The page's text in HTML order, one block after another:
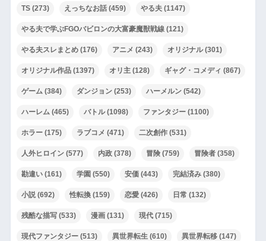
TS(273) えっちなお話(459) やる夫(1147)
やる夫で学ぶFGOバビロンの大富豪魔獣戦線(121)
やる夫スレまとめ(176) アニメ (243) オリジナル(301)
オリジナル作品(1397) オリ主(128) ギャグ・コメディ (867)
ゲーム(384) ダンジョン(253) ハーメルン(542)
ハーレム(465) バトル(1098) ファンタジー(1100)
ホラー(175) ラブコメ (471) 二次創作(531)
人外ヒロイン(577) 内政(378) 冒険(759) 冒険者(358)
勘違い(161) 学園 (550) 安価(443) 完結済み(380)
小説(692) 性転換(159) 恋愛(426) 日常 (132)
残酷な描写(533) 漫画(131) 現代(715)
現代ファンタジー(513) 異世界転生(610) 異世界転移(147)